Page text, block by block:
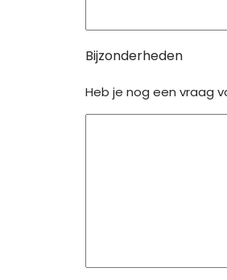
Bijzonderheden
Heb je nog een vraag